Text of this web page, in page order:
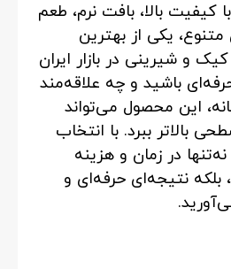
کیفیت بالا، بافت نرم، طعم
متنوع، یکی از بهترین
و شیرینی در بازار ایران
باشید و چه علاقه‌مند
این محصول می‌تواند
بالاتر ببرد. با انتخاب
در زمان و هزینه
نتیجه‌ای حرفه‌ای و